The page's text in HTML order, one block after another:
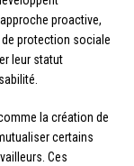
proactive,
protection sociale
leur statut
la création de
certains
Ces